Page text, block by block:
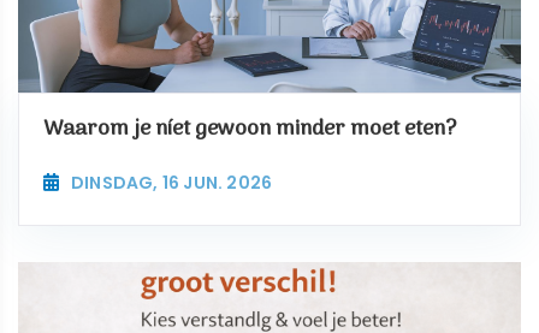
Waarom je níet gewoon minder moet eten?
DINSDAG, 16 JUN. 2026